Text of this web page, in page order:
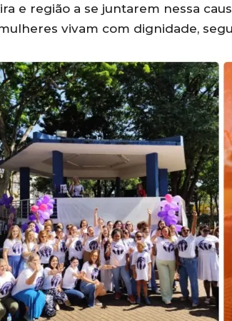
e região a se juntarem nessa
vivam com dignidade,